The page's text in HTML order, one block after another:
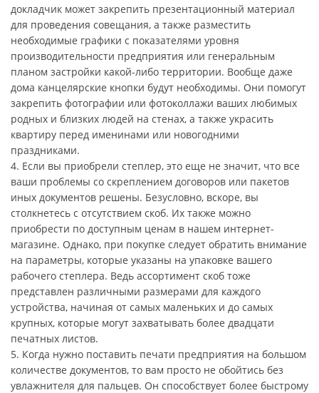
докладчик может закрепить презентационный материал
для проведения совещания, а также разместить
необходимые графики с показателями уровня
производительности предприятия или генеральным
планом застройки какой-либо территории. Вообще даже
дома канцелярские кнопки будут необходимы. Они помогут
закрепить фотографии или фотоколлажи ваших любимых
родных и близких людей на стенах, а также украсить
квартиру перед именинами или новогодними
праздниками.
4. Если вы приобрели степлер, это еще не значит, что все
ваши проблемы со скреплением договоров или пакетов
иных документов решены. Безусловно, вскоре, вы
столкнетесь с отсутствием скоб. Их также можно
приобрести по доступным ценам в нашем интернет-
магазине. Однако, при покупке следует обратить внимание
на параметры, которые указаны на упаковке вашего
рабочего степлера. Ведь ассортимент скоб тоже
представлен различными размерами для каждого
устройства, начиная от самых маленьких и до самых
крупных, которые могут захватывать более двадцати
печатных листов.
5. Когда нужно поставить печати предприятия на большом
количестве документов, то вам просто не обойтись без
увлажнителя для пальцев. Он способствует более быстрому